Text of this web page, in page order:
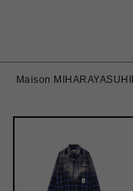
Maison